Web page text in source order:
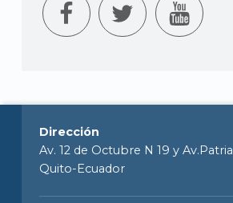
Dirección
Av. 12 de Octubre N 19 y Av.Patria
Quito-Ecuador